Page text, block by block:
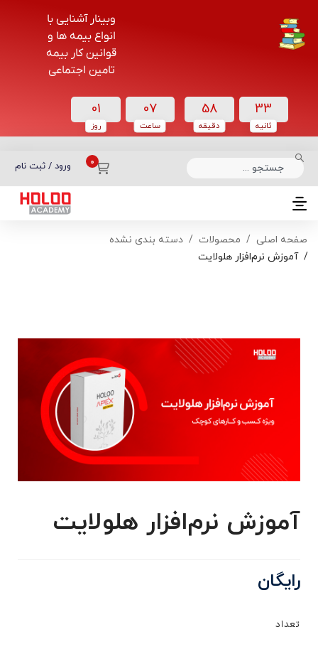
وبینار آشنایی با
انواع بیمه ها و
قوانین کار بیمه
تامین اجتماعی
01
روز
07
ساعت‌
58
دقیقه
33
ثانیه
ورود / ثبت نام
دسته بندی دوره‌ها
صفحه اصلی محصولات
دسته بندی نشده
آموزش نرم‌افزار هلولایت
آموزش نرم‌افزار هلولایت
رایگان
تعداد